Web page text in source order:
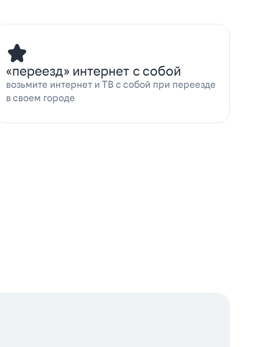
«переезд» интернет с собой
возьмите интернет и ТВ с собой при переезде
в своем городе